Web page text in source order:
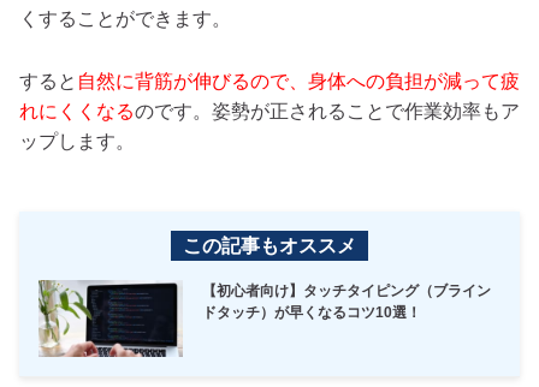
くすることができます。
すると 自然に背筋が伸びるので、身体への負担が減って疲
れにくくなるのです。姿勢が正されることで作業効率もア
ップします。
この記事もオススメ
【初心者向け】タッチタイピング（ブライン
ドタッチ）が早くなるコツ10選！